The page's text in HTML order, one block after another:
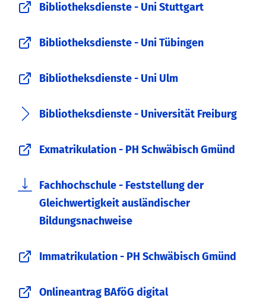
Bibliotheksdienste - Uni Stuttgart
Bibliotheksdienste - Uni Tübingen
Bibliotheksdienste - Uni Ulm
Bibliotheksdienste - Universität Freiburg
Exmatrikulation - PH Schwäbisch Gmünd
Fachhochschule - Feststellung der
Gleichwertigkeit ausländischer
Bildungsnachweise
Immatrikulation - PH Schwäbisch Gmünd
Onlineantrag BAföG digital